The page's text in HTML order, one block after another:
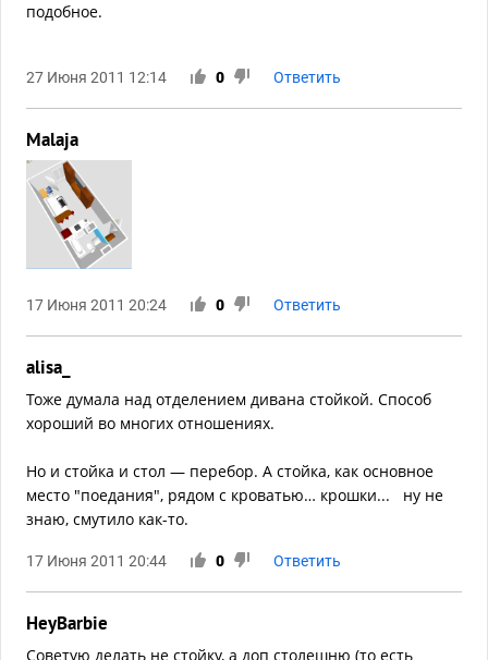
подобное.
27 Июня 2011 12:14 0 Ответить
Malaja
17 Июня 2011 20:24 0 Ответить
alisa_
Тоже думала над отделением дивана стойкой. Способ
хороший во многих отношениях.
Но и стойка и стол — перебор. А стойка, как основное
место "поедания", рядом с кроватью… крошки... ну не
знаю, смутило как-то.
17 Июня 2011 20:44 0 Ответить
HeyBarbie
Советую делать не стойку, а доп столешню (то есть